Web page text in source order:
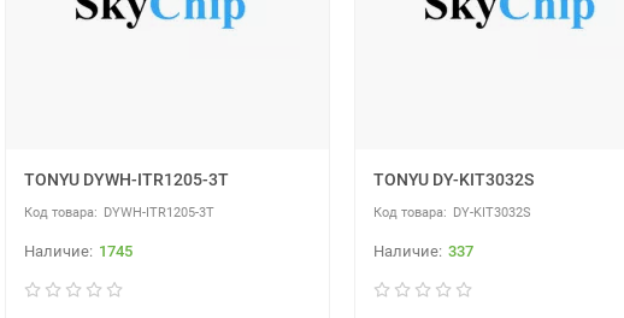
TONYU DYWH-ITR1205-3T
DYWH-ITR1205-3T
1745
TONYU DY-KIT3032S
DY-KIT3032S
337